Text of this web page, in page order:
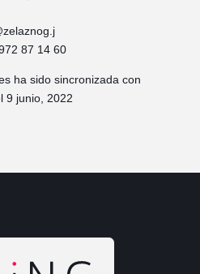
87 14 60
ha sido sincronizada con
9 junio, 2022